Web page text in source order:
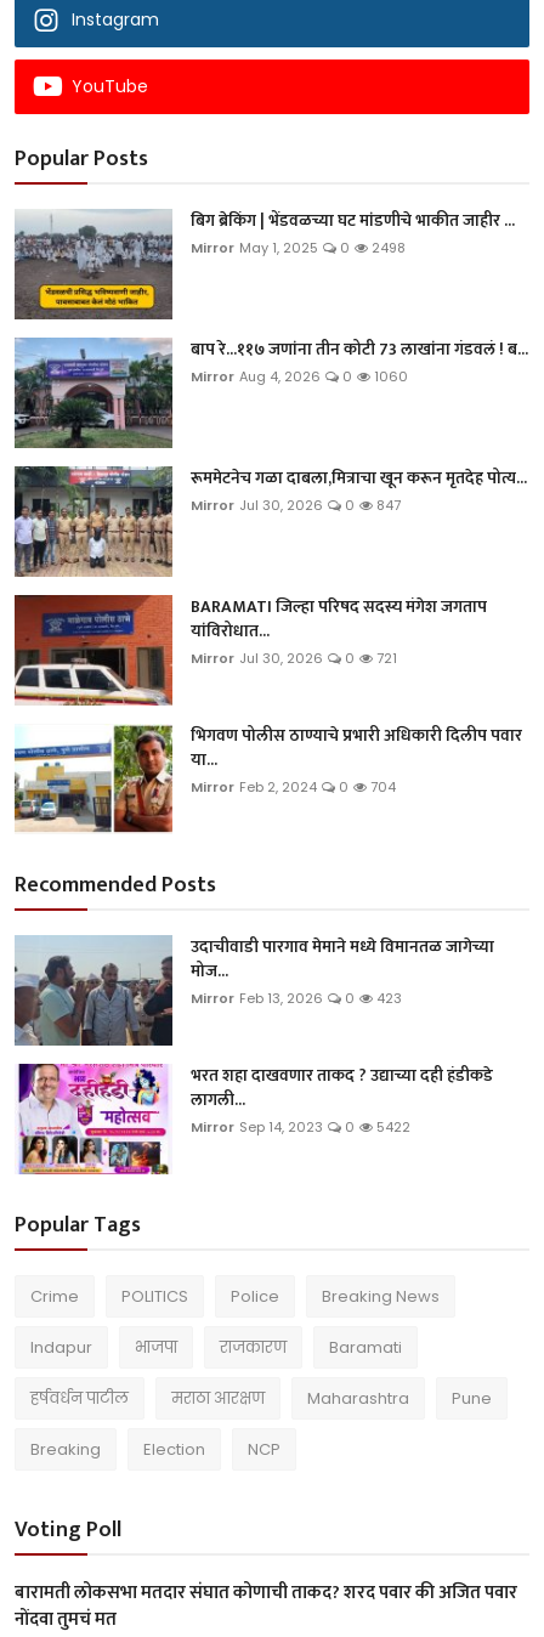
Instagram
YouTube
Popular Posts
बिग ब्रेकिंग | भेंडवळच्या घट मांडणीचे भाकीत जाहीर ...
Mirror May 1, 2025 0 2498
बाप रे...११७ जणांना तीन कोटी 73 लाखांना गंडवलं ! ब...
Mirror Aug 4, 2026 0 1060
रूममेटनेच गळा दाबला,मित्राचा खून करून मृतदेह पोत्य...
Mirror Jul 30, 2026 0 847
BARAMATI जिल्हा परिषद सदस्य मंगेश जगताप
यांविरोधात...
Mirror Jul 30, 2026 0 721
भिगवण पोलीस ठाण्याचे प्रभारी अधिकारी दिलीप पवार
या...
Mirror Feb 2, 2024 0 704
Recommended Posts
उदाचीवाडी पारगाव मेमाने मध्ये विमानतळ जागेच्या
मोज...
Mirror Feb 13, 2026 0 423
भरत शहा दाखवणार ताकद ? उद्याच्या दही हंडीकडे
लागली...
Mirror Sep 14, 2023 0 5422
Popular Tags
Crime POLITICS Police Breaking News
Indapur भाजपा राजकारण Baramati
हर्षवर्धन पाटील मराठा आरक्षण Maharashtra Pune
Breaking Election NCP
Voting Poll
बारामती लोकसभा मतदार संघात कोणाची ताकद? शरद पवार की अजित पवार
नोंदवा तुमचं मत